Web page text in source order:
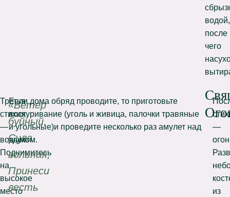
водой,
после
чего
Третья
стихия
—
воздух.
Поднимитесь
на
высокое
место
«Ветер
буйный,
Сила
вольная,
Принеси
весть
Если дома обряд проводите, то приготовьте
воскуривание (уголь и живица, палочки травяные
и угольные)и проведите несколько раз амулет над
дымом.
—
из